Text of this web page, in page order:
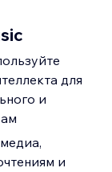
для
и
и